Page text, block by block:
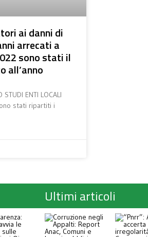
ai danni di
arrecati a
sono stati il
all’anno
STUDI ENTI LOCALI
stati ripartiti i
Ultimi articoli